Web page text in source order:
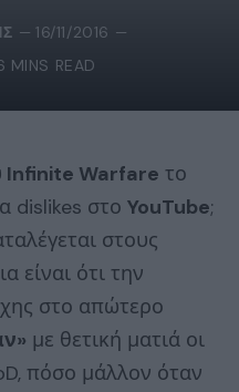
16/11/2016
MINS READ
Infinite Warfare το
dislikes στο YouTube;
στους
είναι ότι την
στο απώτερο
με θετική ματιά οι
πόσο μάλλον όταν